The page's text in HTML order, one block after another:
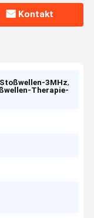
Kontakt
3MHz,
Therapie-